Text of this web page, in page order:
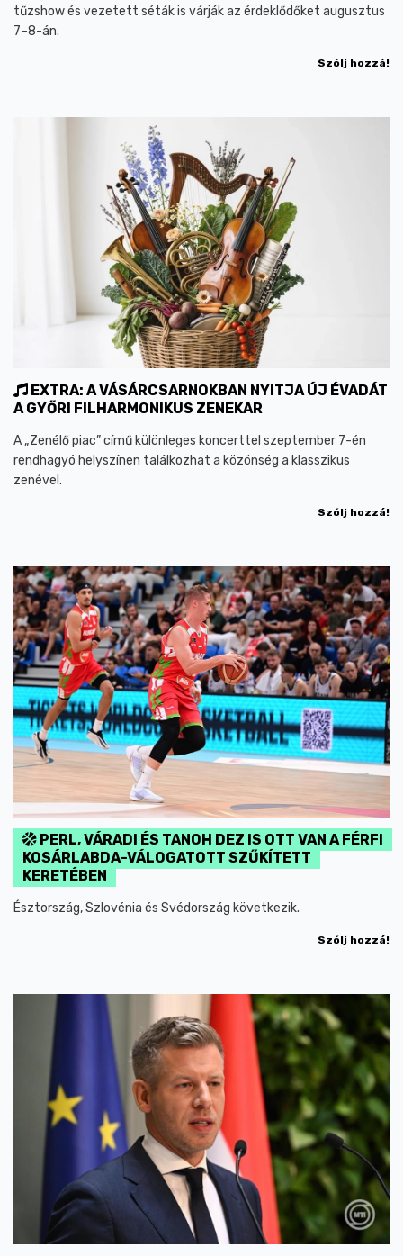
tűzshow és vezetett séták is várják az érdeklődőket augusztus
7–8-án.
Szólj hozzá!
EXTRA: A VÁSÁRCSARNOKBAN NYITJA ÚJ ÉVADÁT
A GYŐRI FILHARMONIKUS ZENEKAR
A „Zenélő piac” című különleges koncerttel szeptember 7-én
rendhagyó helyszínen találkozhat a közönség a klasszikus
zenével.
Szólj hozzá!
PERL, VÁRADI ÉS TANOH DEZ IS OTT VAN A FÉRFI
KOSÁRLABDA-VÁLOGATOTT SZŰKÍTETT
KERETÉBEN
Észtország, Szlovénia és Svédország következik.
Szólj hozzá!